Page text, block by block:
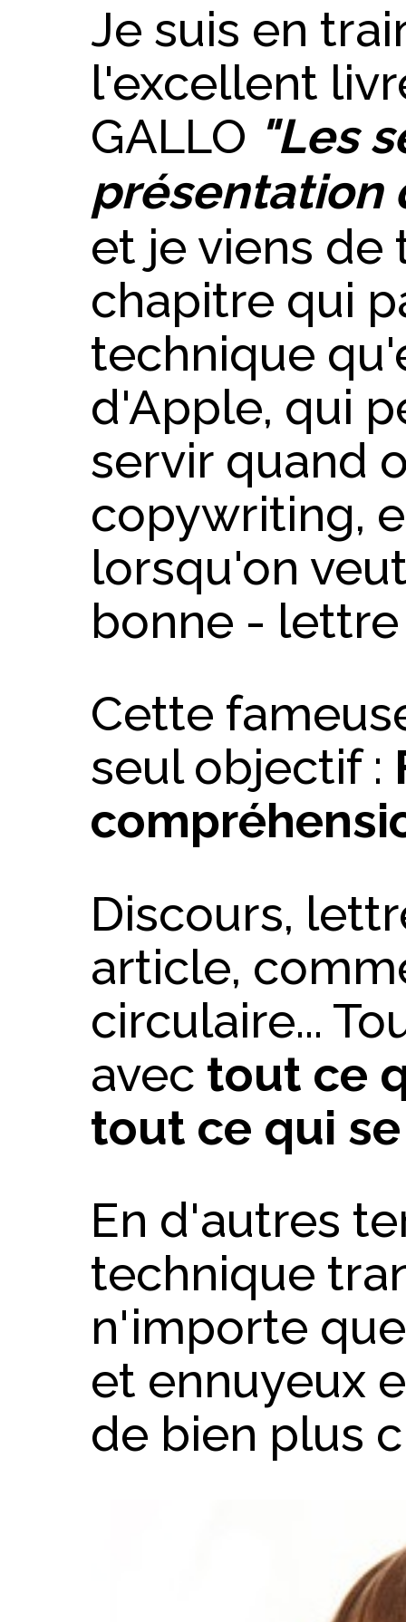
Je suis en
l'excellent
GALLO "Les
présentation
et je viens de
chapitre qui
technique
d'Apple, qui
servir quand
copywriting,
lorsqu'on
bonne -
Cette
seul objectif :
Discours,
article,
circulaire...
avec tout ce
tout ce qui
En d'autres
technique
n'importe
et ennuyeux
de bien plus